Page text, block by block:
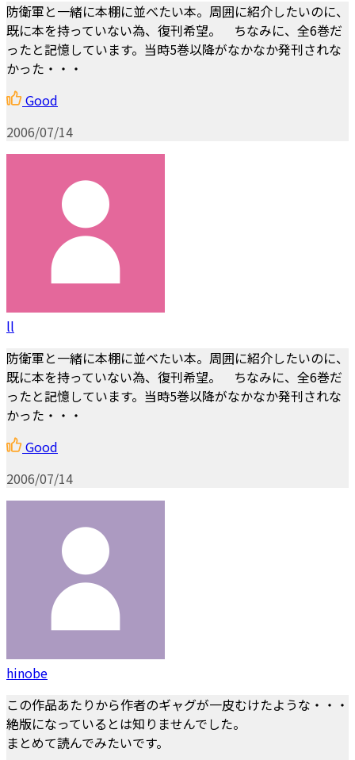
防衛軍と一緒に本棚に並べたい本。周囲に紹介したいのに、
既に本を持っていない為、復刊希望。 ちなみに、全6巻だ
ったと記憶しています。当時5巻以降がなかなか発刊されな
かった・・・
Good
2006/07/14
ll
防衛軍と一緒に本棚に並べたい本。周囲に紹介したいのに、
既に本を持っていない為、復刊希望。 ちなみに、全6巻だ
ったと記憶しています。当時5巻以降がなかなか発刊されな
かった・・・
Good
2006/07/14
hinobe
この作品あたりから作者のギャグが一皮むけたような・・・
絶版になっているとは知りませんでした。
まとめて読んでみたいです。